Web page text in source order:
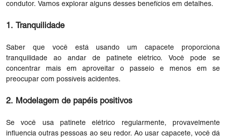
condutor. Vamos explorar alguns desses benefícios em detalhes.
1. Tranquilidade
Saber que você está usando um capacete proporciona
tranquilidade ao andar de patinete elétrico. Você pode se
concentrar mais em aproveitar o passeio e menos em se
preocupar com possíveis acidentes.
2. Modelagem de papéis positivos
Se você usa patinete elétrico regularmente, provavelmente
influencia outras pessoas ao seu redor. Ao usar capacete, você dá